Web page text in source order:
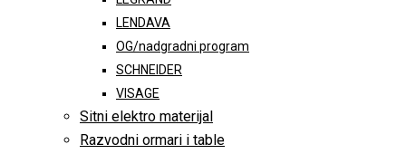
LENDAVA
OG/nadgradni program
SCHNEIDER
VISAGE
Sitni elektro materijal
Razvodni ormari i table